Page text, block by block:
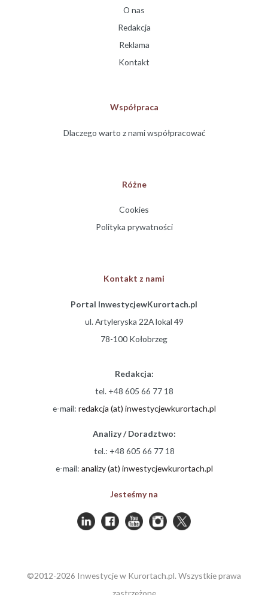
O nas
Redakcja
Reklama
Kontakt
Współpraca
Dlaczego warto z nami współpracować
Różne
Cookies
Polityka prywatności
Kontakt z nami
Portal InwestycjewKurortach.pl
ul. Artyleryska 22A lokal 49
78-100 Kołobrzeg
Redakcja:
tel. +48 605 66 77 18
e-mail: redakcja (at) inwestycjewkurortach.pl
Analizy / Doradztwo:
tel.: +48 605 66 77 18
e-mail: analizy (at) inwestycjewkurortach.pl
Jesteśmy na
©2012-2026 Inwestycje w Kurortach.pl. Wszystkie prawa
zastrzeżone